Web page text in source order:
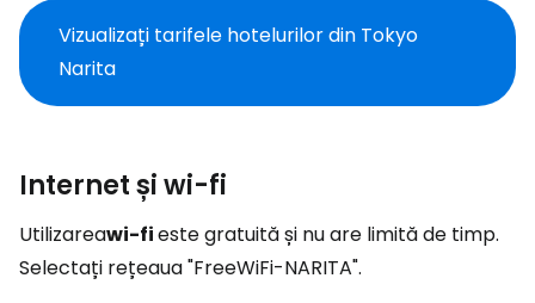
Vizualizați tarifele hotelurilor din Tokyo
Narita
Internet și wi-fi
Utilizareawi-fieste gratuită și nu are limită de timp.
Selectați rețeaua "FreeWiFi-NARITA".